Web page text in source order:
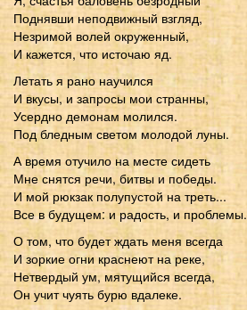
Поднявши неподвижный взгляд,
Незримой волей окруженный,
И кажется, что источаю яд.
Летать я рано научился
И вкусы, и запросы мои странны,
Усердно демонам молился.
Под бледным светом молодой луны.
А время отучило на месте сидеть
Мне снятся речи, битвы и победы.
И мой рюкзак полупустой на треть...
Все в будущем: и радость, и проблемы.
О том, что будет ждать меня всегда
И зоркие огни краснеют на реке,
Нетвердый ум, мятущийся всегда,
Он учит чуять бурю вдалеке.